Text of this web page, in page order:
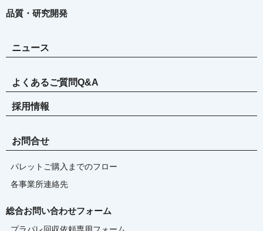
品質・研究開発
ニュース
よくあるご質問Q&A
採用情報
お問合せ
パレットご購入までのフロー
各事業所連絡先
総合お問い合わせフォーム
プラパレ回収依頼専用フォーム